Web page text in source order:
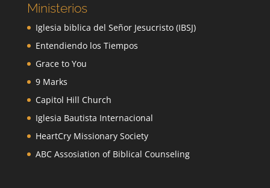
Ministerios
Iglesia biblica del Señor Jesucristo (IBSJ)
Entendiendo los Tiempos
Grace to You
9 Marks
Capitol Hill Church
Iglesia Bautista Internacional
HeartCry Missionary Society
ABC Assosiation of Biblical Counseling